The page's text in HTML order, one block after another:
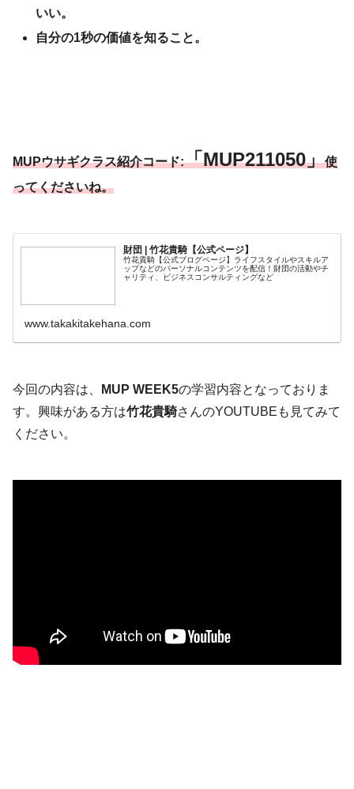
いい。
自分の1秒の価値を知ること。
MUPウサギクラス紹介コード:「MUP211050」使
ってくださいね。
財団 | 竹花貴騎【公式ページ】
竹花貴騎【公式ブログページ】ライフスタイルやスキルア
ップなどのパーソナルコンテンツを配信！財団の活動やチ
ャリティ、ビジネスコンサルティングなど
www.takakitakehana.com
今回の内容は、 MUP WEEK5の学習内容となっておりま
す。興味がある方は竹花貴騎さんのYOUTUBEも見てみて
ください。